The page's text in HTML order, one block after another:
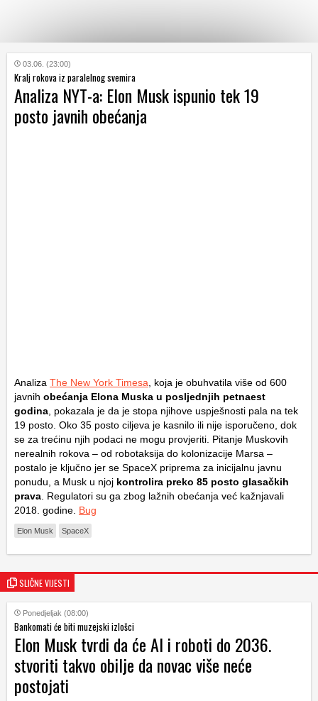
KATEGORIJE
HRVATSKI
WEB
03.06. (23:00)
Kralj rokova iz paralelnog svemira
Analiza NYT-a: Elon Musk ispunio tek 19
posto javnih obećanja
Analiza The New York Timesa , koja je obuhvatila više od 600
javnih obećanja Elona Muska u posljednjih petnaest
godina , pokazala je da je stopa njihove uspješnosti pala na tek
19 posto. Oko 35 posto ciljeva je kasnilo ili nije isporučeno, dok
se za trećinu njih podaci ne mogu provjeriti. Pitanje Muskovih
nerealnih rokova – od robotaksija do kolonizacije Marsa –
postalo je ključno jer se SpaceX priprema za inicijalnu javnu
ponudu, a Musk u njoj kontrolira preko 85 posto glasačkih
prava . Regulatori su ga zbog lažnih obećanja već kažnjavali
2018. godine. Bug
Elon Musk SpaceX
SLIČNE VIJESTI
Ponedjeljak (08:00)
Bankomati će biti muzejski izlošci
Elon Musk tvrdi da će AI i roboti do 2036.
stvoriti takvo obilje da novac više neće
postojati